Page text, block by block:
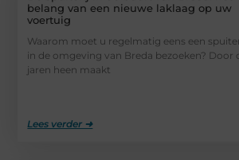
belang van een nieuwe laklaag op uw
voertuig
Waarom moet u regelmatig eens een
in de omgeving van Breda bezoeken? Door
jaren heen maakt
Lees verder ➜